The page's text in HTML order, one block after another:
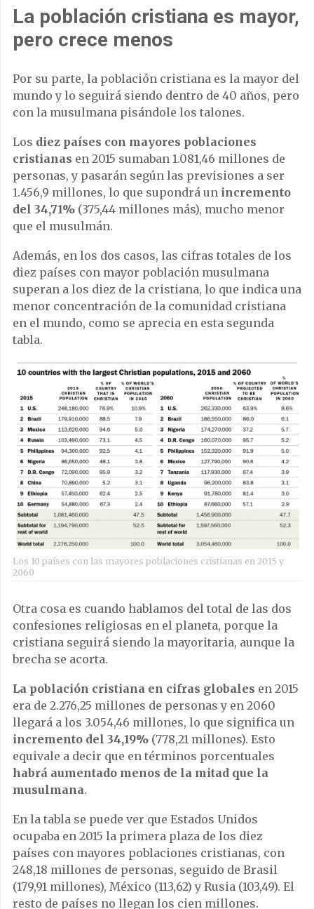
La población cristiana es mayor,
pero crece menos
Por su parte, la población cristiana es la mayor del
mundo y lo seguirá siendo dentro de 40 años, pero
con la musulmana pisándole los talones.
Los diez países con mayores poblaciones
cristianas en 2015 sumaban 1.081,46 millones de
personas, y pasarán según las previsiones a ser
1.456,9 millones, lo que supondrá un incremento
del 34,71% (375,44 millones más), mucho menor
que el musulmán.
Además, en los dos casos, las cifras totales de los
diez países con mayor población musulmana
superan a los diez de la cristiana, lo que indica una
menor concentración de la comunidad cristiana
en el mundo, como se aprecia en esta segunda
tabla.
Los 10 países con las mayores poblaciones cristianas en 2015 y
2060
Otra cosa es cuando hablamos del total de las dos
confesiones religiosas en el planeta, porque la
cristiana seguirá siendo la mayoritaria, aunque la
brecha se acorta.
La población cristiana en cifras globales en 2015
era de 2.276,25 millones de personas y en 2060
llegará a los 3.054,46 millones, lo que significa un
incremento del 34,19% (778,21 millones). Esto
equivale a decir que en términos porcentuales
habrá aumentado menos de la mitad que la
musulmana.
En la tabla se puede ver que Estados Unidos
ocupaba en 2015 la primera plaza de los diez
países con mayores poblaciones cristianas, con
248,18 millones de personas, seguido de Brasil
(179,91 millones), México (113,62) y Rusia (103,49). El
resto de países no llegan los cien millones.